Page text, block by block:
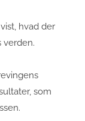
hvad der
verden.
som